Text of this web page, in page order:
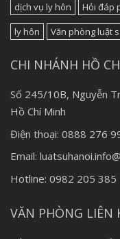
dịch vụ ly hôn Hỏi đáp
ly hôn
Văn phòng luật
CHI NHÁNH HỒ
Số 245/10B, Nguyễn
Hồ Chí Minh
Điện thoại: 0888 276
Email:
Hotline: 0982 205 385
VĂN PHÒNG LIÊN